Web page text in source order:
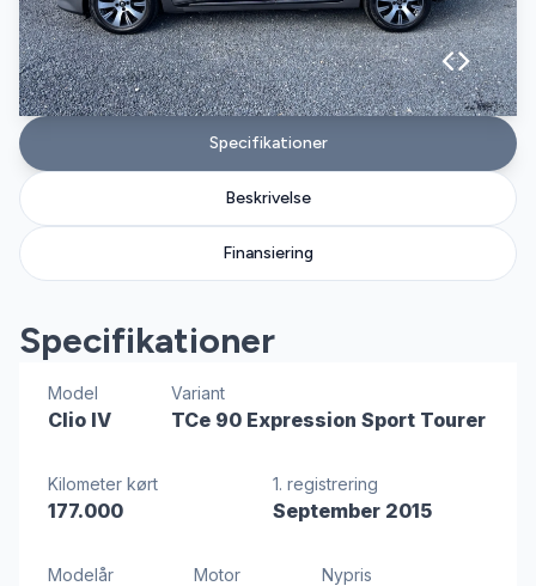
Specifikationer
Beskrivelse
Finansiering
Specifikationer
Model
Clio IV
Variant
TCe 90 Expression Sport Tourer
Kilometer kørt
177.000
1. registrering
September 2015
Modelår Motor Nypris